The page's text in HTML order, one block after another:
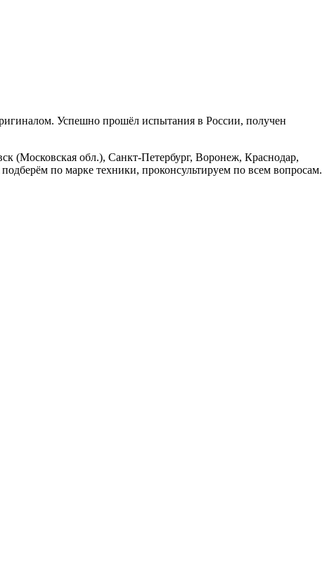
Успешно прошёл испытания в России, получен
(Московская обл.), Санкт-Петербург, Воронеж, Краснодар,
по марке техники, проконсультируем по всем вопросам.